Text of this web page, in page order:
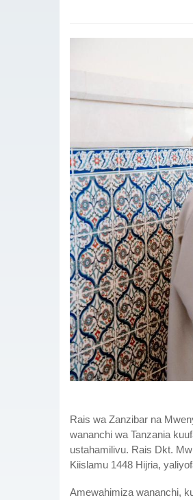
Rais wa Zanzibar na
wananchi wa Tanzania
ustahamilivu. Rais Dkt.
Kiislamu 1448 Hijria,
Amewahimiza wananchi,